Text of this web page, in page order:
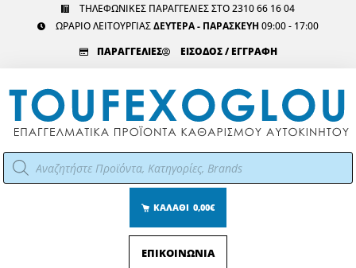
ΤΗΛΕΦΩΝΙΚΕΣ ΠΑΡΑΓΓΕΛΙΕΣ ΣΤΟ 2310 66 16 04
ΩΡΑΡΙΟ ΛΕΙΤΟΥΡΓΙΑΣΔΕΥΤΕΡΑ - ΠΑΡΑΣΚΕΥΗ 09:00 - 17:00
ΠΑΡΑΓΓΕΛΙΕΣ
ΕΙΣΟΔΟΣ / ΕΓΓΡΑΦΗ
Αναζήτηση
προϊόντων
ΚΑΛΑΘΙ 0,00€
ΕΠΙΚΟΙΝΩΝΙΑ